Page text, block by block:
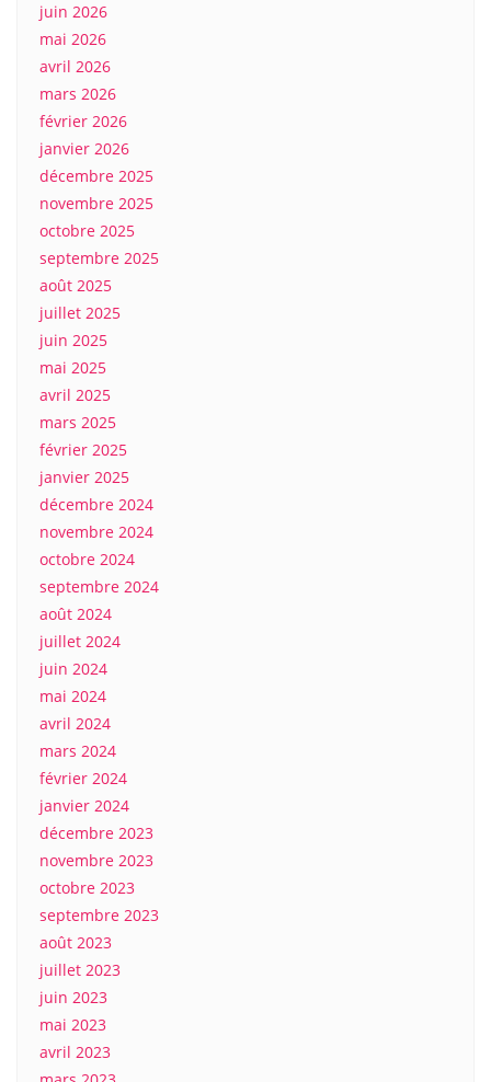
juin 2026
mai 2026
avril 2026
mars 2026
février 2026
janvier 2026
décembre 2025
novembre 2025
octobre 2025
septembre 2025
août 2025
juillet 2025
juin 2025
mai 2025
avril 2025
mars 2025
février 2025
janvier 2025
décembre 2024
novembre 2024
octobre 2024
septembre 2024
août 2024
juillet 2024
juin 2024
mai 2024
avril 2024
mars 2024
février 2024
janvier 2024
décembre 2023
novembre 2023
octobre 2023
septembre 2023
août 2023
juillet 2023
juin 2023
mai 2023
avril 2023